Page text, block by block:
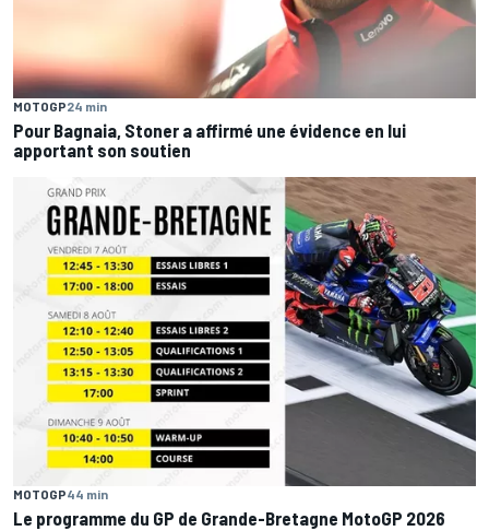
MOTOGP24 min
Pour Bagnaia, Stoner a affirmé une évidence en lui
apportant son soutien
MOTOGP44 min
Le programme du GP de Grande-Bretagne MotoGP 2026